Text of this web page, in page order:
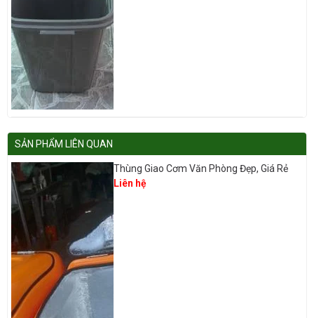
SẢN PHẨM LIÊN QUAN
Thùng Giao Cơm Văn Phòng Đẹp, Giá Rẻ
Liên hệ